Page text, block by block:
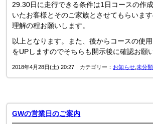
29.30日に走行できる条件は1日コースの作
いたお客様とそのご家族とさせてもらいま
理解の程お願いします。
以上となります。また、後からコースの使
をUPしますのでそちらも開示後に確認お願
2018年4月28日(土) 20:27｜カテゴリー： お知らせ ,未分類
GWの営業日のご案内